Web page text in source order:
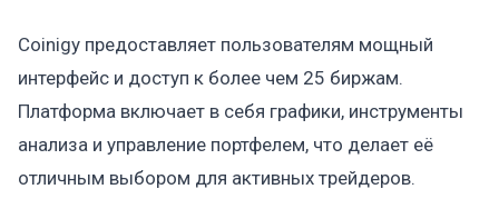
Coinigy предоставляет пользователям мощный
интерфейс и доступ к более чем 25 биржам.
Платформа включает в себя графики, инструменты
анализа и управление портфелем, что делает её
отличным выбором для активных трейдеров.